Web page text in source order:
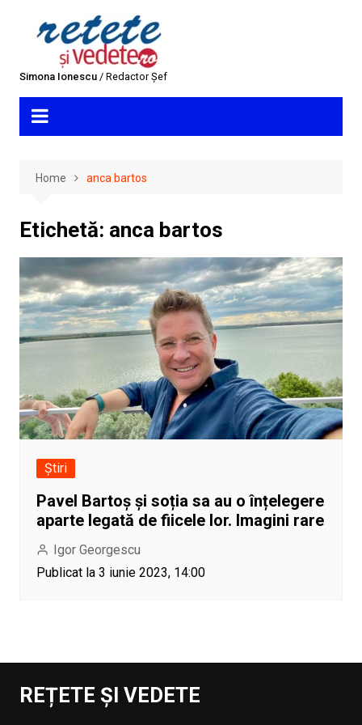
Simona Ionescu/ Redactor Șef
Home anca bartos
Etichetă: anca bartos
Știri
Pavel Bartoș și soția sa au o înțelegere
aparte legată de fiicele lor. Imagini rare
Igor Georgescu
Publicat la 3 iunie 2023, 14:00
REȚETE ȘI VEDETE